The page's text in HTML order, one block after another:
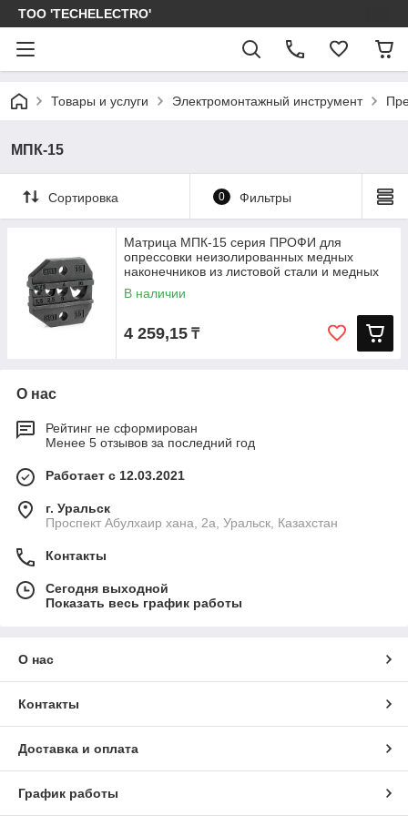
ТОО 'TECHELECTRO'
Товары и услуги Электромонтажный инструмент
МПК-15
Сортировка 0 Фильтры
Матрица МПК-15 серия ПРОФИ для
опрессовки неизолированных медных
наконечников из листовой стали и медных
гильз
В наличии
4 259,15 ₸
О нас
Рейтинг не сформирован
Менее 5 отзывов за последний год
Работает с 12.03.2021
г. Уральск
Проспект Абулхаир хана, 2а, Уральск, Казахстан
Контакты
Сегодня выходной
Показать весь график работы
О нас
Контакты
Доставка и оплата
График работы